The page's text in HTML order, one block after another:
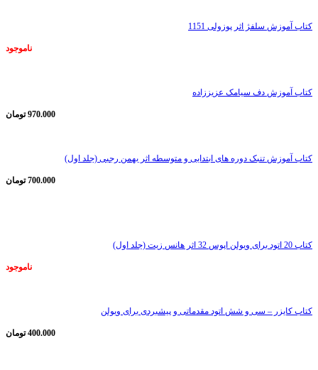
کتاب آموزش سلفژ اثر پوزولی 1151
ناموجود
کتاب آموزش دف سیامک عزیززاده
970.000 تومان
کتاب آموزش تنبک دوره های ابتدایی و متوسطه اثر بهمن رجبی (جلد اول)
700.000 تومان
کتاب 20 اتود برای ویولن اپوس 32 اثر هانس زیت (جلد اول)
ناموجود
کتاب کایزر – سی و شش اتود مقدماتی و پیشبردی برای ویولن
400.000 تومان